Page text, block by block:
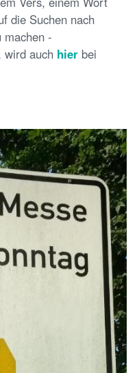
die Suchen nach
machen -
wird auch hier bei